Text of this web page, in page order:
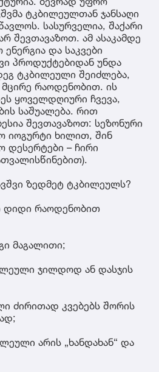
ტკბილეულთან ჯანსაღი
სასურველია, შაქარი
შევთავაზოთ. ამ ასაკამდე
და საკვები
პროდუქტებიდან უნდა
ტკბილეული შეიძლება,
რაოდენობით. ის
ყოველდღიური ჩვევა,
საშუალება. რით
შევთავაზოთ: სეზონური
იოგურტი ხილით, შინ
დესერტები – ჩირი
ზედმეტ ტკბილეულს?
დიდი რაოდენობით
მაგალითი;
ჯილდოდ ან დასჯის
ძირითად კვებებს შორის
არის „ხანდახან“ და